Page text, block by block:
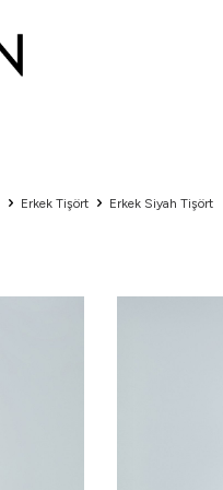
Erkek Tişört Erkek Siyah Tişört